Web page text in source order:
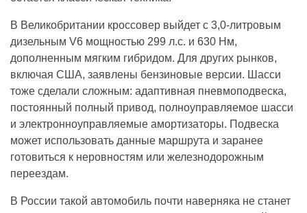
В Великобритании кроссовер выйдет с 3,0-литровым
дизельным V6 мощностью 299 л.с. и 630 Нм,
дополненным мягким гибридом. Для других рынков,
включая США, заявлены бензиновые версии. Шасси
тоже сделали сложным: адаптивная пневмоподвеска,
постоянный полный привод, полноуправляемое шасси
и электронноуправляемые амортизаторы. Подвеска
может использовать данные маршрута и заранее
готовиться к неровностям или железнодорожным
переездам.
В России такой автомобиль почти наверняка не станет